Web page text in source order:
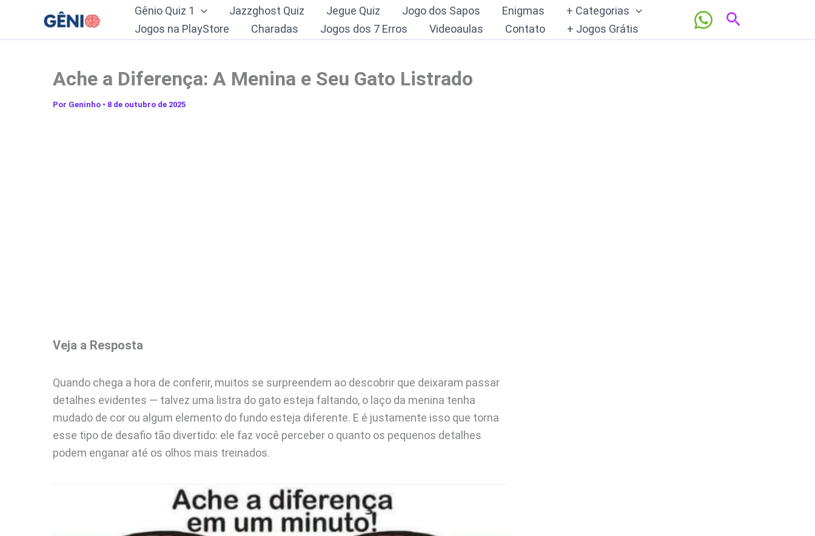
o
Gênio Quiz 1 Jazzghost Quiz Jegue Quiz Jogo dos Sapos Enigmas
+ Categorias
Jogos na PlayStore
Charadas Jogos dos 7 Erros Videoaulas Contato + Jogos Grátis
Pesquisar
Ache a Diferença: A Menina e Seu Gato Listrado
Por Geninho • 8 de outubro de 2025
Veja a Resposta
Quando chega a hora de conferir, muitos se surpreendem ao descobrir que deixaram passar
detalhes evidentes — talvez uma listra do gato esteja faltando, o laço da menina tenha
mudado de cor ou algum elemento do fundo esteja diferente. E é justamente isso que torna
esse tipo de desafio tão divertido: ele faz você perceber o quanto os pequenos detalhes
podem enganar até os olhos mais treinados.